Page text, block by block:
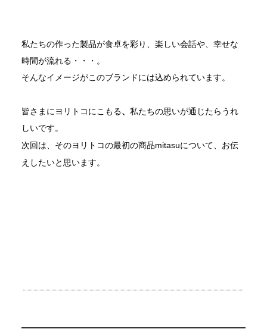
私たちの作った製品が食卓を彩り、楽しい会話や、幸せな
時間が流れる・・・。
そんなイメージがこのブランドには込められています。
皆さまに ヨリトコにこもる、私たちの思いが通じたらうれ
しいです。
次回は、そのヨリトコの最初の商品mitasuについて、お伝
えしたいと思います。